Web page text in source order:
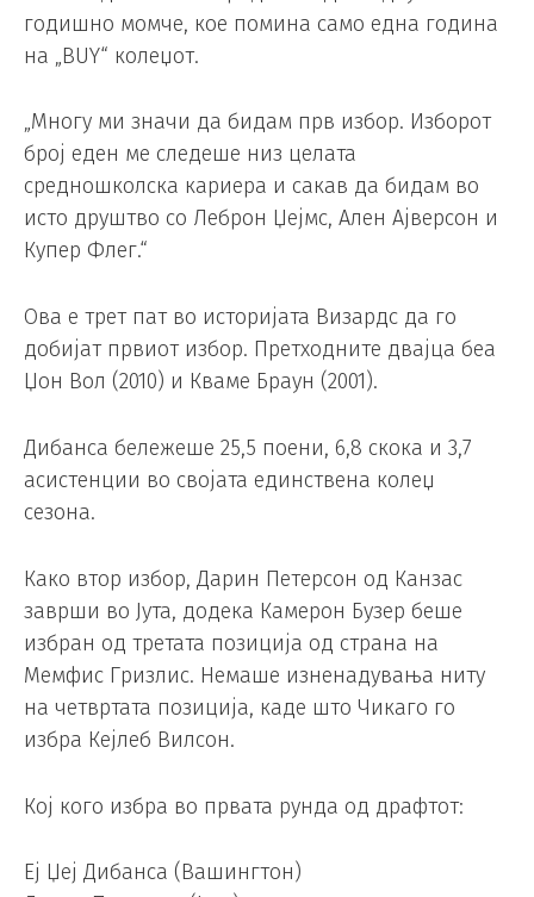
годишно момче, кое помина само една година
на „BUY“ колеџот.
„Многу ми значи да бидам прв избор. Изборот
број еден ме следеше низ целата
средношколска кариера и сакав да бидам во
исто друштво со Леброн Џејмс, Ален Ајверсон и
Купер Флег.“
Ова е трет пат во историјата Визардс да го
добијат првиот избор. Претходните двајца беа
Џон Вол (2010) и Кваме Браун (2001).
Дибанса бележеше 25,5 поени, 6,8 скока и 3,7
асистенции во својата единствена колеџ
сезона.
Како втор избор, Дарин Петерсон од Канзас
заврши во Јута, додека Камерон Бузер беше
избран од третата позиција од страна на
Мемфис Гризлис. Немаше изненадувања ниту
на четвртата позиција, каде што Чикаго го
избра Кејлеб Вилсон.
Кој кого избра во првата рунда од драфтот:
Еј Џеј Дибанса (Вашингтон)